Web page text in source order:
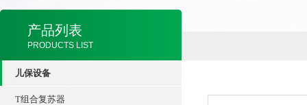
产品列表
PRODUCTS LIST
儿保设备
T组合复苏器